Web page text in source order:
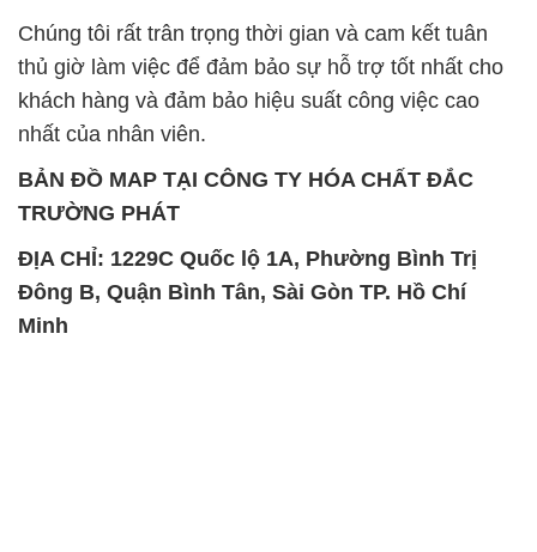
Chúng tôi rất trân trọng thời gian và cam kết tuân
thủ giờ làm việc để đảm bảo sự hỗ trợ tốt nhất cho
khách hàng và đảm bảo hiệu suất công việc cao
nhất của nhân viên.
BẢN ĐỒ MAP TẠI CÔNG TY HÓA CHẤT ĐẮC
TRƯỜNG PHÁT
ĐỊA CHỈ: 1229C Quốc lộ 1A, Phường Bình Trị
Đông B, Quận Bình Tân, Sài Gòn TP. Hồ Chí
Minh